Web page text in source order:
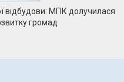
відбудови: МГІК долучилася
громад